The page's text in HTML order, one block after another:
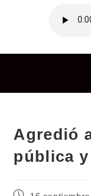
Agredió
pública